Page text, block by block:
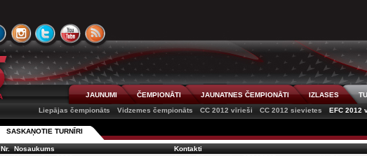
JAUNUMI ČEMPIONĀTI JAUNATNES ČEMPIONĀTI IZLASES
Liepājas čempionāts
Vidzemes čempionāts CC 2012 vīrieši CC 2012 sievietes EFC 2012
SASKAŅOTIE TURNĪRI
Nr. Nosaukums Kontakti